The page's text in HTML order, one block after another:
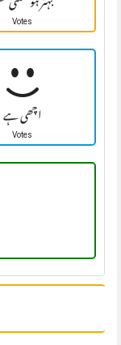
Votes
اچھی ہے
Votes